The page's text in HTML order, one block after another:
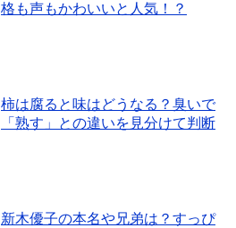
格も声もかわいいと人気！？
柿は腐ると味はどうなる？臭いで
「熟す」との違いを見分けて判断
新木優子の本名や兄弟は？すっぴ